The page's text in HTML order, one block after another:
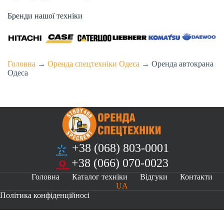
Бренди нашої техніки
Головна → Оренда спецтехніки Одеса → Оренда автокрана
Одеса
+38 (068) 803-0001
+38 (066) 070-0023
Головна Каталог техніки Відгуки
Контакти
UA
Політика конфіденційносі